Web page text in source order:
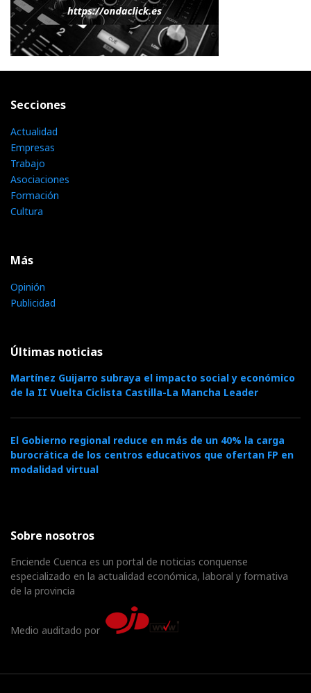
Secciones
Actualidad
Empresas
Trabajo
Asociaciones
Formación
Cultura
Más
Opinión
Publicidad
Últimas noticias
Martínez Guijarro subraya el impacto social y económico
de la II Vuelta Ciclista Castilla-La Mancha Leader
El Gobierno regional reduce en más de un 40% la carga
burocrática de los centros educativos que ofertan FP en
modalidad virtual
Sobre nosotros
Enciende Cuenca es un portal de noticias conquense
especializado en la actualidad económica, laboral y formativa
de la provincia
Medio auditado por